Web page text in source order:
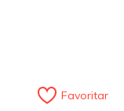
Favoritar